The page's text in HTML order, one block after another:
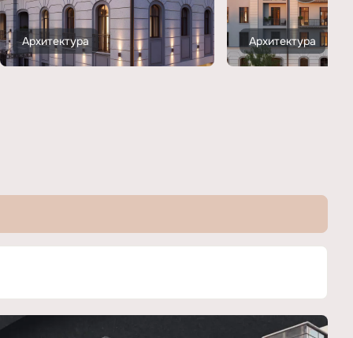
Архитектура Архитектура